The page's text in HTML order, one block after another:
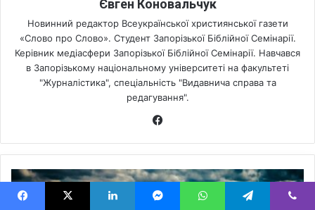
Євген Коновальчук
Новинний редактор Всеукраїнської християнської газети
«Слово про Слово». Студент Запорізької Біблійної Семінарії.
Керівник медіасфери Запорізької Біблійної Семінарії. Навчався
в Запорізькому національному університеті на факультеті
"Журналістика", спеціальність "Видавнича справа та
редагування".
bo
ok